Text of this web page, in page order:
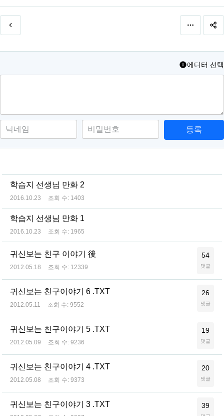
에디터 선택
등록
학습지 선생님 만화 2
2016.10.23 조회 수: 1403
학습지 선생님 만화 1
2016.10.23 조회 수: 1965
귀신보는 친구 이야기 後
2012.05.18 조회 수: 12339
54
댓글
귀신보는 친구이야기 6 .TXT
2012.05.11 조회 수: 9552
26
댓글
귀신보는 친구이야기 5 .TXT
2012.05.09 조회 수: 9236
19
댓글
귀신보는 친구이야기 4 .TXT
2012.05.08 조회 수: 9373
20
댓글
귀신보는 친구이야기 3 .TXT 39